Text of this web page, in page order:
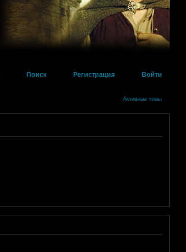
Поиск Регистрация Войти
Активные темы